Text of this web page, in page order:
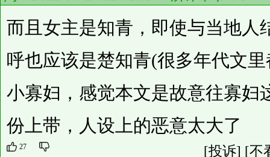
而且女主是知青，即使与当地人
呼也应该是楚知青(很多年代文
小寡妇，感觉本文是故意往寡妇
份上带，人设上的恶意太大了
27 [投诉] [不